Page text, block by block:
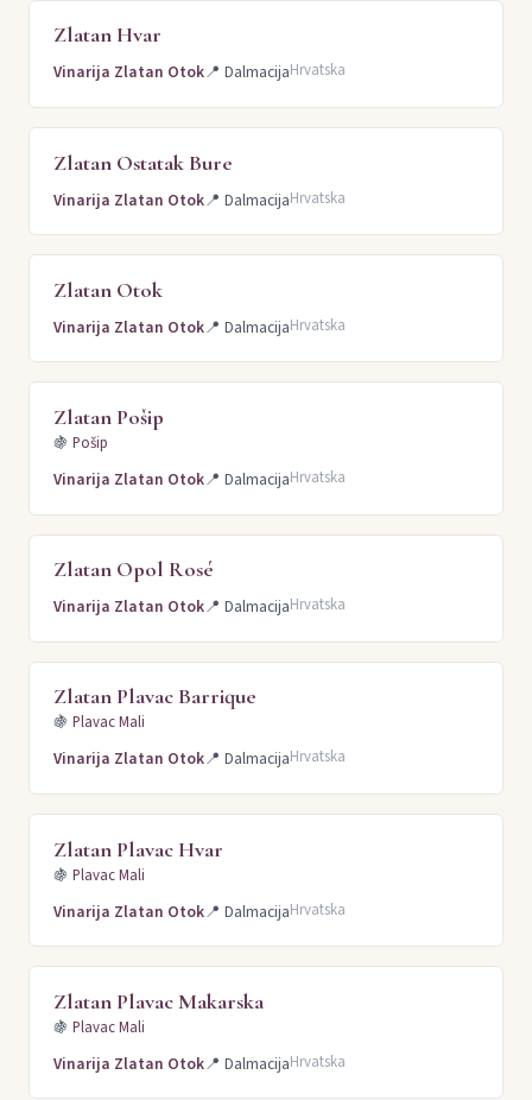
Zlatan Hvar
Vinarija Zlatan Otok📍 DalmacijaHrvatska
Zlatan Ostatak Bure
Vinarija Zlatan Otok📍 DalmacijaHrvatska
Zlatan Otok
Vinarija Zlatan Otok📍 DalmacijaHrvatska
Zlatan Pošip
🍇 Pošip
Vinarija Zlatan Otok📍 DalmacijaHrvatska
Zlatan Opol Rosé
Vinarija Zlatan Otok📍 DalmacijaHrvatska
Zlatan Plavac Barrique
🍇 Plavac Mali
Vinarija Zlatan Otok📍 DalmacijaHrvatska
Zlatan Plavac Hvar
🍇 Plavac Mali
Vinarija Zlatan Otok📍 DalmacijaHrvatska
Zlatan Plavac Makarska
🍇 Plavac Mali
Vinarija Zlatan Otok📍 DalmacijaHrvatska